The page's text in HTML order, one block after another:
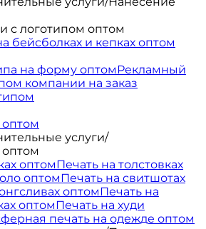
с логотипом оптом
бейсболках и кепках оптом
на форму оптомРекламный
компании на заказ
услуги/
оптомПечать на толстовках
оптомПечать на свитшотах
оптомПечать на
оптомПечать на худи
печать на одежде оптом